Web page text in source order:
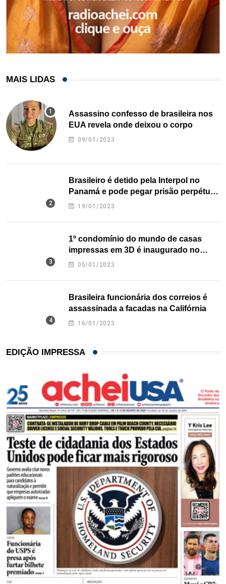
MAIS LIDAS
Assassino confesso de brasileira nos
EUA revela onde deixou o corpo
09/01/2023
Brasileiro é detido pela Interpol no
Panamá e pode pegar prisão perpétua
nos EUA
19/01/2023
1º condomínio do mundo de casas
impressas em 3D é inaugurado no
Texas
05/01/2023
Brasileira funcionária dos correios é
assassinada a facadas na Califórnia
16/01/2023
EDIÇÃO IMPRESSA